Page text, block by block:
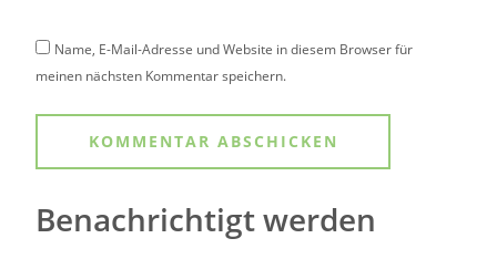
Name, E-Mail-Adresse und Website in diesem Browser für
meinen nächsten Kommentar speichern.
Benachrichtigt werden